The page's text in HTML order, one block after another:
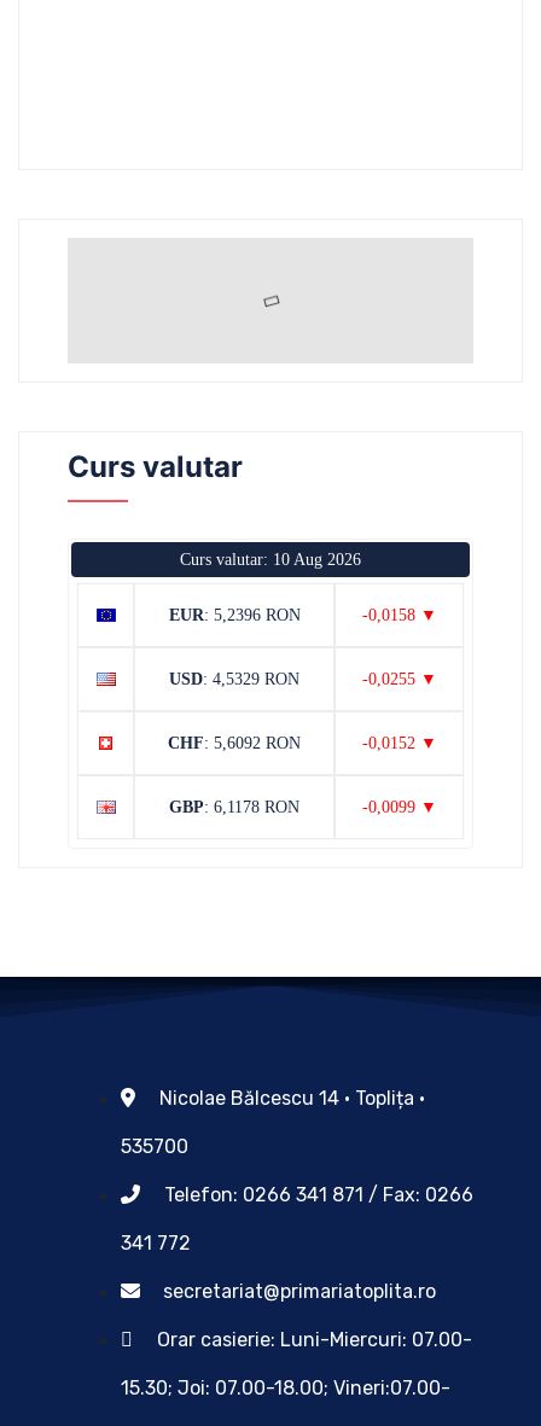
Curs valutar
Curs valutar: 10 Aug 2026
EUR: 5,2396 RON -0,0158 ▼
USD: 4,5329 RON -0,0255 ▼
CHF: 5,6092 RON -0,0152 ▼
GBP: 6,1178 RON -0,0099 ▼
Nicolae Bălcescu 14 • Toplița •
535700
Telefon: 0266 341 871 / Fax: 0266
341 772
secretariat@primariatoplita.ro
Orar casierie: Luni-Miercuri: 07.00-
15.30; Joi: 07.00-18.00; Vineri:07.00-